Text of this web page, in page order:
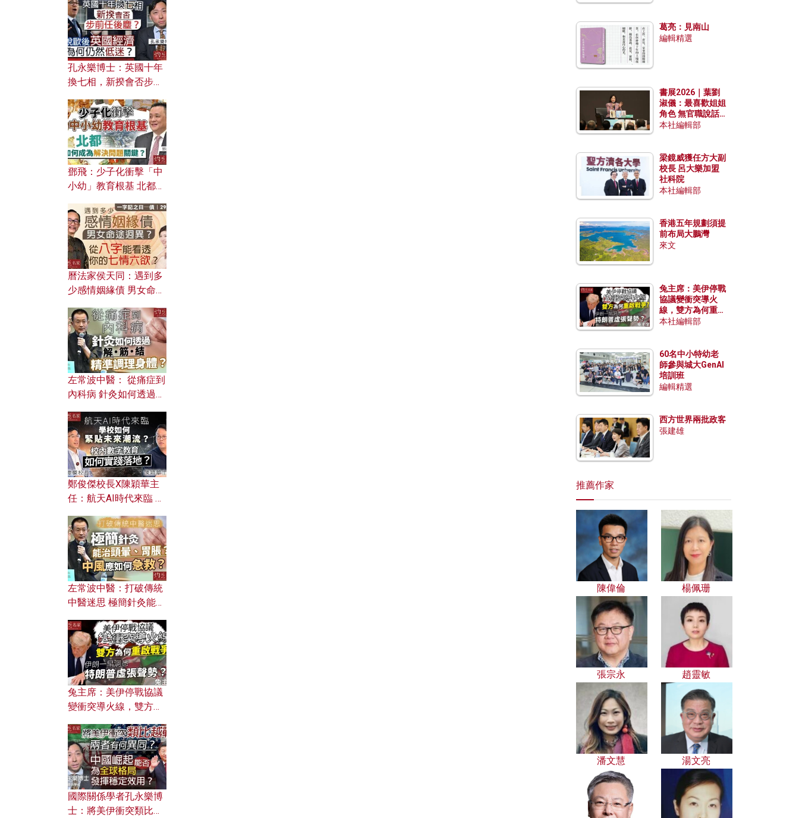
對付北約美國？
孔永樂博士：英國十年
換七相，新揆會否步前
濟為何仍然低迷？
鄧飛：少子化衝擊「中
小幼」教育根基 北都如
曆法家侯天同：遇到多
少感情姻緣債 男女命途
的七情六欲？
左常波中醫： 從痛症到
內科病 針灸如何透過解
鄭俊傑校長X陳穎華主
任：航天AI時代來臨 學
校內數字教育如何實踐
落地？
左常波中醫：打破傳統
中醫迷思 極簡針灸能治
何急救？
兔主席：美伊停戰協議
變衝突導火線，雙方為
洞悉特朗普虛張聲勢？
國際關係學者孔永樂博
士：將美伊衝突類比越
葛亮：見南山
編輯精選
書展2026｜葉劉
淑儀：最喜歡姐姐
角色 無官職說話
包袱少
本社編輯部
梁鏡威獲任方大副
校長 呂大樂加盟
社科院
本社編輯部
香港五年規劃須提
前布局大鵬灣
來文
兔主席：美伊停戰
協議變衝突導火
線，雙方為何重啟
戰爭？伊朗一早洞
本社編輯部
60名中小特幼老
師參與城大GenAI
培訓班
編輯精選
西方世界兩批政客
張建雄
推薦作家
陳偉倫 楊佩珊
張宗永 趙靈敏
潘文慧 湯文亮